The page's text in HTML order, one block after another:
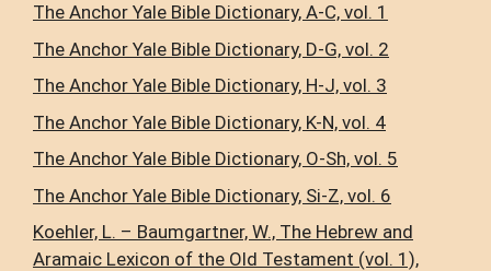
The Anchor Yale Bible Dictionary, A-C, vol. 1
The Anchor Yale Bible Dictionary, D-G, vol. 2
The Anchor Yale Bible Dictionary, H-J, vol. 3
The Anchor Yale Bible Dictionary, K-N, vol. 4
The Anchor Yale Bible Dictionary, O-Sh, vol. 5
The Anchor Yale Bible Dictionary, Si-Z, vol. 6
Koehler, L. – Baumgartner, W., The Hebrew and
Aramaic Lexicon of the Old Testament (vol. 1),